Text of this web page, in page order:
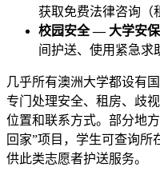
获取免费法律咨询（
校园安全 — 大学安保
间护送、使用紧急求
几乎所有澳洲大学都设有
专门处理安全、租房、歧
位置和联系方式。部分地
回家”项目，学生可查询所
供此类志愿者护送服务。